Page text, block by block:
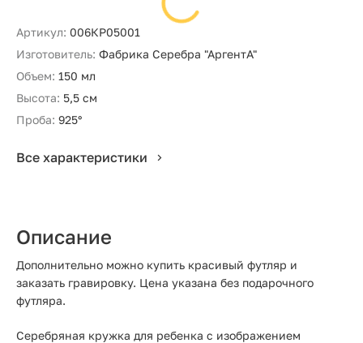
Артикул: 006КР05001
Изготовитель: Фабрика Серебра "АргентА"
Объем: 150 мл
Высота: 5,5 см
Проба: 925°
Все характеристики
Описание
Дополнительно можно купить красивый футляр и
заказать гравировку. Цена указана без подарочного
футляра.
Серебряная кружка для ребенка с изображением